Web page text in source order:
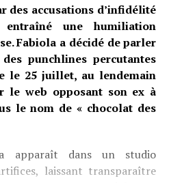
des accusations d’infidélité
une humiliation
Fabiola a décidé de parler
punchlines percutantes
le 25 juillet, au lendemain
le web opposant son ex à
le nom de « chocolat des
apparaît dans un studio
laissant transparaître